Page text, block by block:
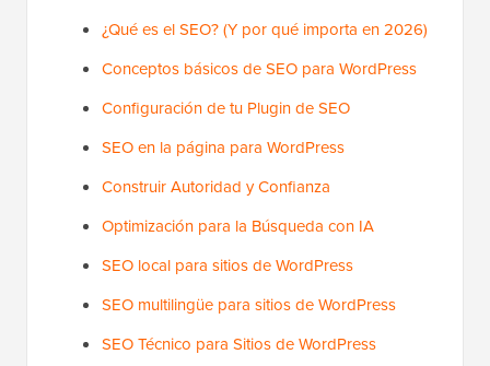
¿Qué es el SEO? (Y por qué importa en 2026)
Conceptos básicos de SEO para WordPress
Configuración de tu Plugin de SEO
SEO en la página para WordPress
Construir Autoridad y Confianza
Optimización para la Búsqueda con IA
SEO local para sitios de WordPress
SEO multilingüe para sitios de WordPress
SEO Técnico para Sitios de WordPress